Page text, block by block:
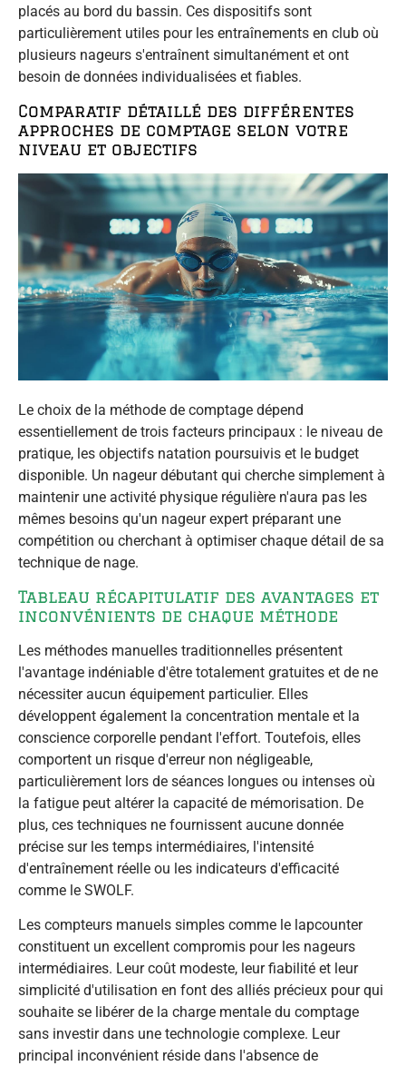
placés au bord du bassin. Ces dispositifs sont
particulièrement utiles pour les entraînements en club où
plusieurs nageurs s'entraînent simultanément et ont
besoin de données individualisées et fiables.
Comparatif détaillé des différentes
approches de comptage selon votre
niveau et objectifs
Le choix de la méthode de comptage dépend
essentiellement de trois facteurs principaux : le niveau de
pratique, les objectifs natation poursuivis et le budget
disponible. Un nageur débutant qui cherche simplement à
maintenir une activité physique régulière n'aura pas les
mêmes besoins qu'un nageur expert préparant une
compétition ou cherchant à optimiser chaque détail de sa
technique de nage.
Tableau récapitulatif des avantages et
inconvénients de chaque méthode
Les méthodes manuelles traditionnelles présentent
l'avantage indéniable d'être totalement gratuites et de ne
nécessiter aucun équipement particulier. Elles
développent également la concentration mentale et la
conscience corporelle pendant l'effort. Toutefois, elles
comportent un risque d'erreur non négligeable,
particulièrement lors de séances longues ou intenses où
la fatigue peut altérer la capacité de mémorisation. De
plus, ces techniques ne fournissent aucune donnée
précise sur les temps intermédiaires, l'intensité
d'entraînement réelle ou les indicateurs d'efficacité
comme le SWOLF.
Les compteurs manuels simples comme le lapcounter
constituent un excellent compromis pour les nageurs
intermédiaires. Leur coût modeste, leur fiabilité et leur
simplicité d'utilisation en font des alliés précieux pour qui
souhaite se libérer de la charge mentale du comptage
sans investir dans une technologie complexe. Leur
principal inconvénient réside dans l'absence de